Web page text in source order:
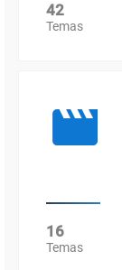
42
Temas
16
Temas